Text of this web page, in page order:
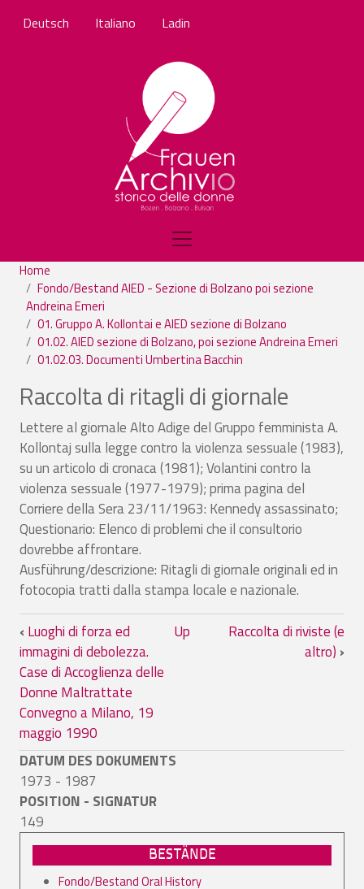
Deutsch Italiano Ladin
Home
Fondo/Bestand AIED - Sezione di Bolzano poi sezione
Andreina Emeri
01. Gruppo A. Kollontai e AIED sezione di Bolzano
01.02. AIED sezione di Bolzano, poi sezione Andreina Emeri
01.02.03. Documenti Umbertina Bacchin
Raccolta di ritagli di giornale
Lettere al giornale Alto Adige del Gruppo femminista A.
Kollontaj sulla legge contro la violenza sessuale (1983),
su un articolo di cronaca (1981); Volantini contro la
violenza sessuale (1977-1979); prima pagina del
Corriere della Sera 23/11/1963: Kennedy assassinato;
Questionario: Elenco di problemi che il consultorio
dovrebbe affrontare.
Ausführung/descrizione: Ritagli di giornale originali ed in
fotocopia tratti dalla stampa locale e nazionale.
Book traversal links for Raccolta di
‹ Luoghi di forza ed
immagini di debolezza.
Case di Accoglienza delle
Donne Maltrattate
Convegno a Milano, 19
maggio 1990
Up
Raccolta di riviste (e
altro) ›
DATUM DES DOKUMENTS
1973 - 1987
POSITION - SIGNATUR
149
BESTÄNDE
Fondo/Bestand Oral History